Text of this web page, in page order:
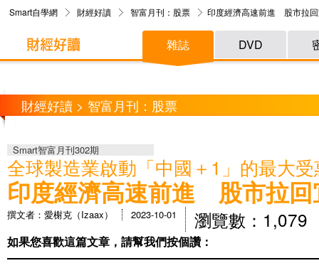
Smart自學網 財經好讀 智富月刊：股票 印度經濟高速前進 股市拉
雜誌 DVD
財經好讀 > 智富月刊：股票
Smart智富月刊302期
全球製造業啟動「中國＋1」的最大
印度經濟高速前進 股市拉回
撰文者：愛榭克（Izaax） 2023-10-01 瀏覽數：1,079
如果您喜歡這篇文章，請幫我們按個讚：